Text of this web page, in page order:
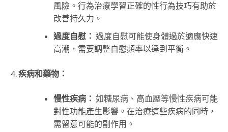
風險。行為治療學習正確的性行為技巧有助於
改善持久力。
過度自慰： 過度自慰可能使身體過於適應快速
高潮，需要調整自慰頻率以達到平衡。
疾病和藥物：
慢性疾病： 如糖尿病、高血壓等慢性疾病可能
對性功能產生影響。在治療這些疾病的同時，
需留意可能的副作用。